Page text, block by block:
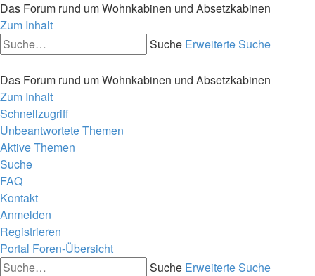
Das Forum rund um Wohnkabinen und Absetzkabinen
Zum Inhalt
Suche Erweiterte Suche
Das Forum rund um Wohnkabinen und Absetzkabinen
Zum Inhalt
Schnellzugriff
Unbeantwortete Themen
Aktive Themen
Suche
FAQ
Kontakt
Anmelden
Registrieren
Portal Foren-Übersicht
Suche Erweiterte Suche